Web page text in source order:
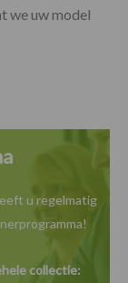
we uw model
u regelmatig
collectie: